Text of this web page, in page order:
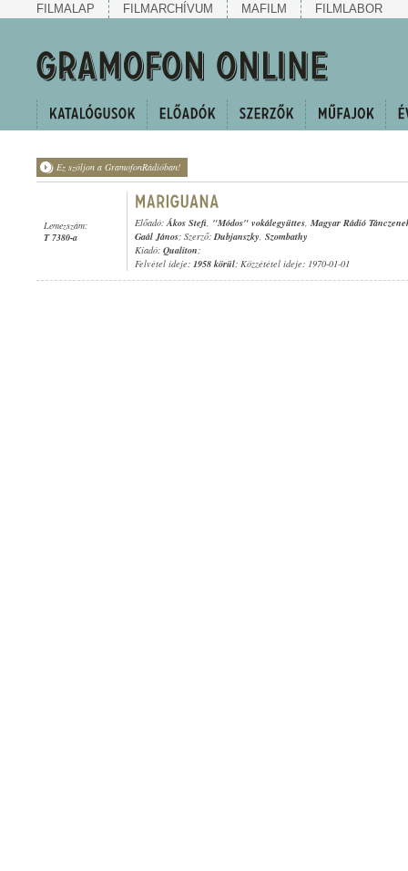
FILMALAP FILMARCHÍVUM MAFILM FILMLABOR
Ez szóljon a GramofonRádióban!
Lemezszám:
T 7380-a
Előadó:Ákos Stefi, "Módos" vokálegyüttes, Magyar Rádió
Gaál János; Szerző:Dubjanszky, Szombathy
Kiadó: Qualiton;
Felvétel ideje: 1958 körül; Közzététel ideje: 1970-01-01